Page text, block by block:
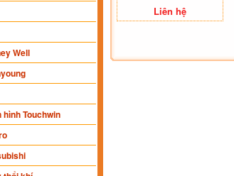
Well
hình Touchwin
Liên hệ